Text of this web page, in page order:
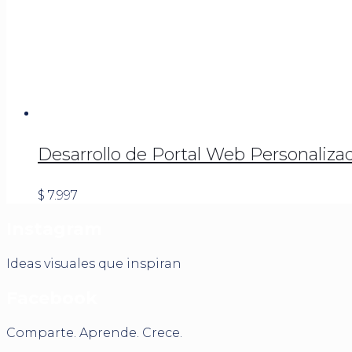
Desarrollo de Portal Web
$ 7.997
Ideas visuales que inspiran
Comparte. Aprende. Crece.